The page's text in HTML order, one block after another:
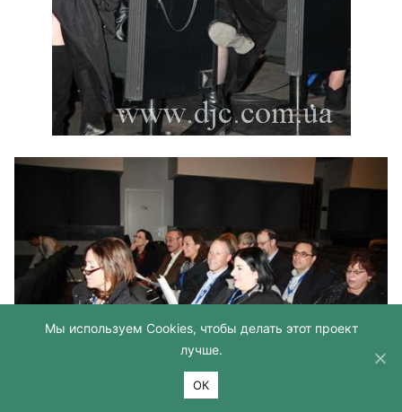
Мы используем Cookies, чтобы делать этот проект
лучше.
ОК